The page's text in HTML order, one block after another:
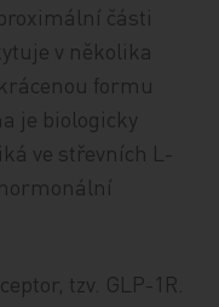
části
v několika
formu
je biologicky
ve střevních L-
tzv. GLP-1R.